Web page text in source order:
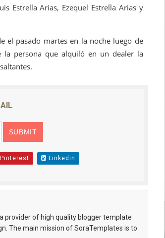
Estrella Arias, Ezequel Estrella Arias y
el pasado martes en la noche luego de
la persona que alquiló en un dealer la
Linkedin
provider of high quality blogger template
The main mission of SoraTemplates is to